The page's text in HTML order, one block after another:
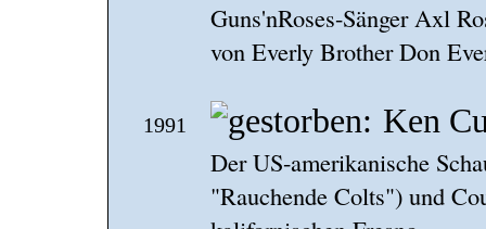
Guns'nRoses-Sänger Axl
von Everly Brother Don
1991 Ken
Der US-amerikanische
"Rauchende Colts") und